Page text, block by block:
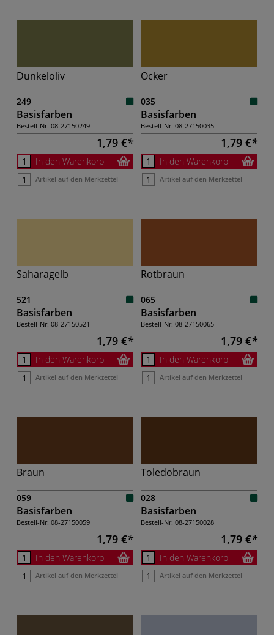
Dunkeloliv
249
Basisfarben
Bestell-Nr. 08-27150249
1,79 €
In den Warenkorb
Artikel auf den Merkzettel
Ocker
035
Basisfarben
Bestell-Nr. 08-27150035
1,79 €
In den Warenkorb
Artikel auf den Merkzettel
Saharagelb
521
Basisfarben
Bestell-Nr. 08-27150521
1,79 €
In den Warenkorb
Artikel auf den Merkzettel
Rotbraun
065
Basisfarben
Bestell-Nr. 08-27150065
1,79 €
In den Warenkorb
Artikel auf den Merkzettel
Braun
059
Basisfarben
Bestell-Nr. 08-27150059
1,79 €
In den Warenkorb
Artikel auf den Merkzettel
Toledobraun
028
Basisfarben
Bestell-Nr. 08-27150028
1,79 €
In den Warenkorb
Artikel auf den Merkzettel